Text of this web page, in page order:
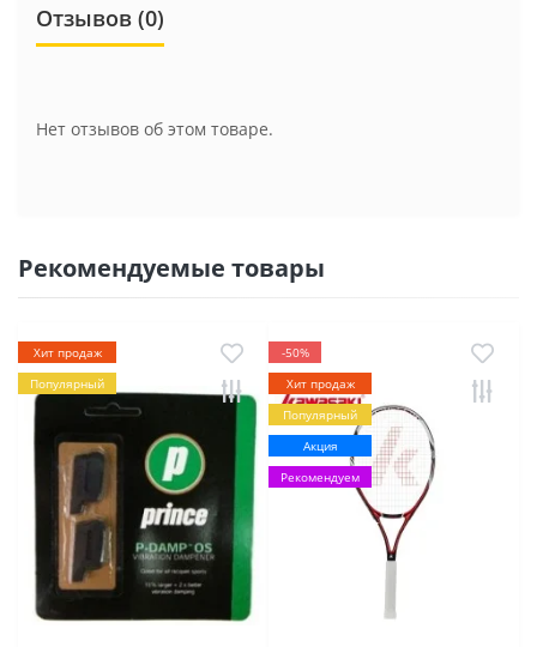
Отзывов (0)
Нет отзывов об этом товаре.
Рекомендуемые товары
Хит продаж
Популярный
-50%
Хит продаж
Популярный
Акция
Рекомендуем